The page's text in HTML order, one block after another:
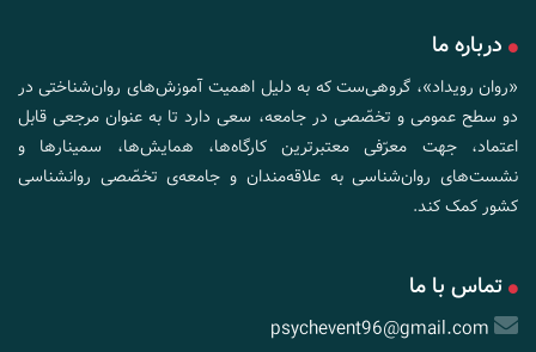
درباره ما
«روان رویداد»، گروهی‌ست که به دلیل اهمیت آموزش‌های روان‌شناختی در
دو سطح عمومی و تخصّصی در جامعه، سعی دارد تا به عنوان مرجعی قابل
اعتماد، جهت معرّفی معتبرترین کارگاه‌ها، همایش‌ها، سمینارها و
نشست‌های روان‌شناسی به علاقه‌مندان و جامعه‌ی تخصّصی روانشناسی
کشور کمک کند.
تماس با ما
psychevent96@gmail.com